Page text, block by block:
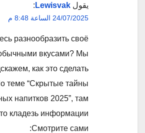
يقول Lewisvak
:
24/07/2025 الساعة 8:48 م
разнообразить своё
вкусами? Мы
как это сделать!
По теме “Скрытые тайны
напитков 2025”, там
кладезь информации.
Смотрите сами: